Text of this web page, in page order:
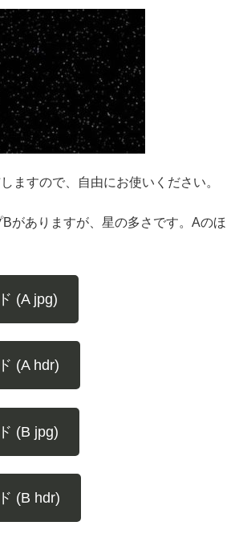
ますので、自由にお使いください。
がありますが、星の多さです。Aのほ
(A jpg)
(A hdr)
(B jpg)
(B hdr)